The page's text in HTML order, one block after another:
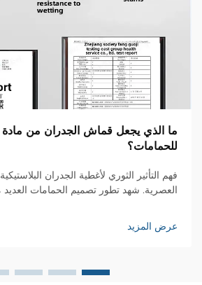
للحمامات؟
فهم التأثير الثوري لأغطية الجدران
العصرية. شهد تطور تصميم الحمامات العديد
البلاستيكي. هذا النوع متعدد الاستخدامات
عرض المزيد